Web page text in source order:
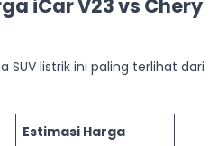
iCar V23 vs Chery
SUV listrik ini paling terlihat dari
Estimasi Harga